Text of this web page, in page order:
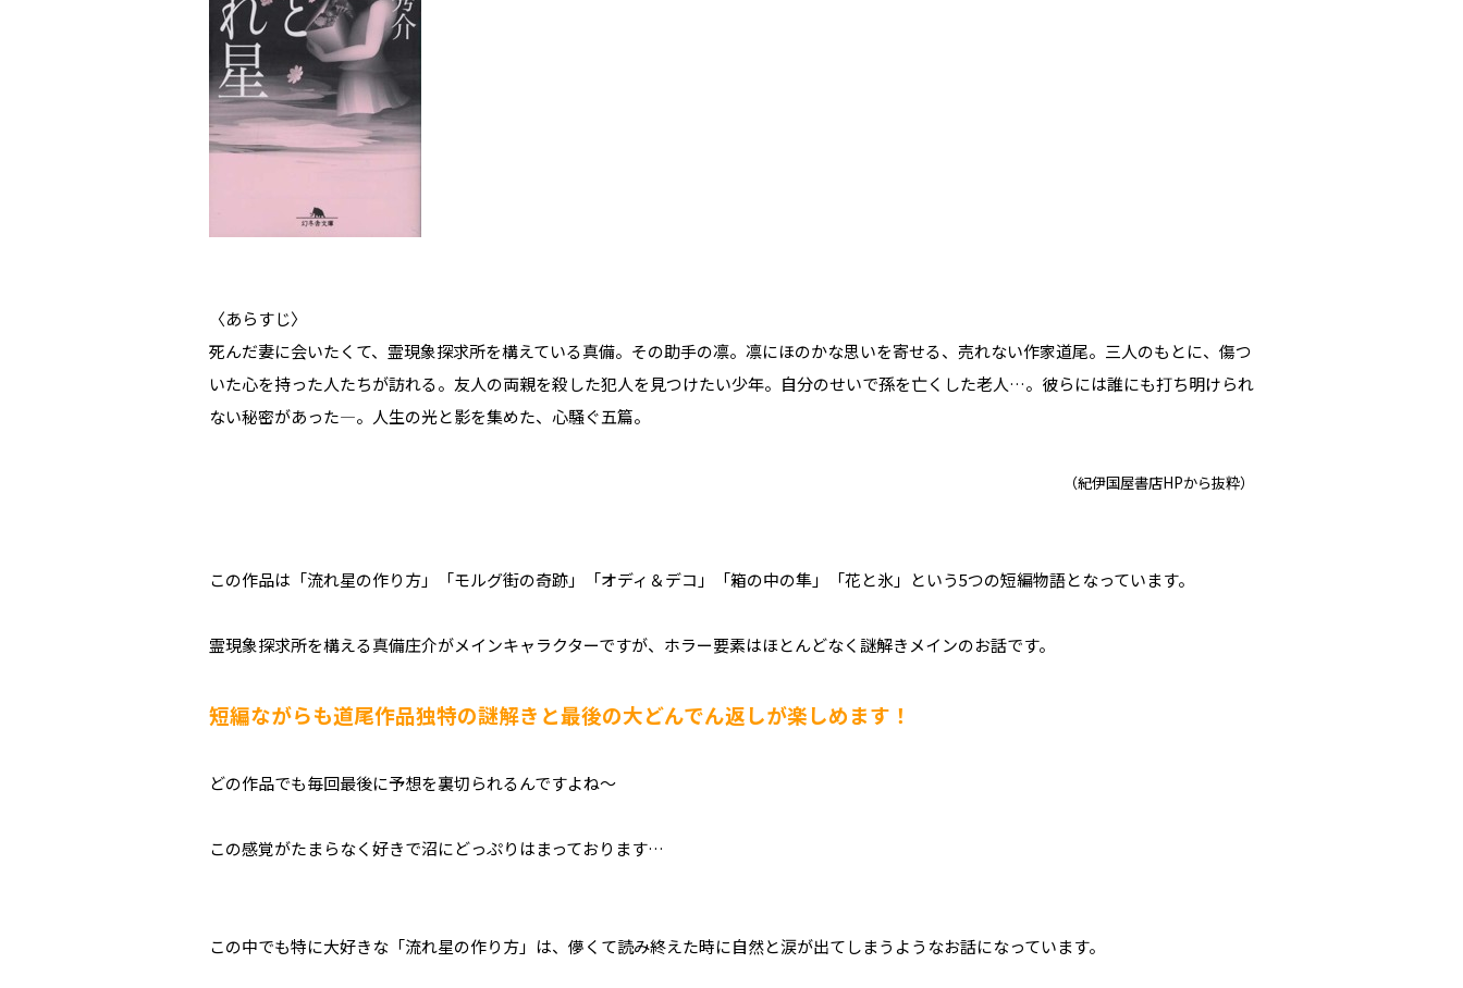
〈あらすじ〉
死んだ妻に会いたくて、霊現象探求所を構えている真備。その助手の凛。凛にほのかな思いを寄せる、売れない作家道尾。三人のもとに、傷つ
いた心を持った人たちが訪れる。友人の両親を殺した犯人を見つけたい少年。自分のせいで孫を亡くした老人…。彼らには誰にも打ち明けられ
ない秘密があった―。人生の光と影を集めた、心騒ぐ五篇。
（紀伊国屋書店HPから抜粋）
この作品は「流れ星の作り方」「モルグ街の奇跡」「オディ＆デコ」「箱の中の隼」「花と氷」という5つの短編物語となっています。
霊現象探求所を構える真備庄介がメインキャラクターですが、ホラー要素はほとんどなく謎解きメインのお話です。
短編ながらも道尾作品独特の謎解きと最後の大どんでん返しが楽しめます！
どの作品でも毎回最後に予想を裏切られるんですよね～
この感覚がたまらなく好きで沼にどっぷりはまっております…
この中でも特に大好きな「流れ星の作り方」は、儚くて読み終えた時に自然と涙が出てしまうようなお話になっています。